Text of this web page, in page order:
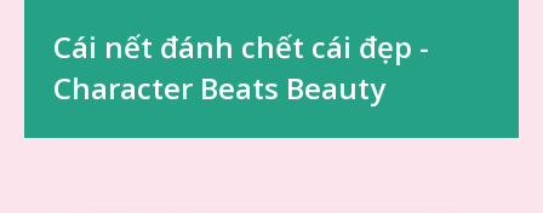
Cái nết đánh chết cái đẹp -
Character Beats Beauty